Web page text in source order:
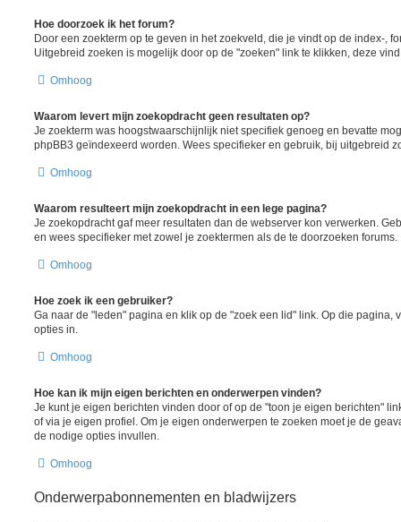
Hoe doorzoek ik het forum?
Door een zoekterm op te geven in het zoekveld, die je vindt op de index-,
Uitgebreid zoeken is mogelijk door op de "zoeken" link te klikken, deze
Omhoog
Waarom levert mijn zoekopdracht geen resultaten op?
Je zoekterm was hoogstwaarschijnlijk niet specifiek genoeg en bevatte
phpBB3 geïndexeerd worden. Wees specifieker en gebruik, bij uitgebreid
Omhoog
Waarom resulteert mijn zoekopdracht in een lege pagina?
Je zoekopdracht gaf meer resultaten dan de webserver kon verwerken.
en wees specifieker met zowel je zoektermen als de te doorzoeken forums.
Omhoog
Hoe zoek ik een gebruiker?
Ga naar de "leden" pagina en klik op de "zoek een lid" link. Op die pagina,
opties in.
Omhoog
Hoe kan ik mijn eigen berichten en onderwerpen vinden?
Je kunt je eigen berichten vinden door of op de "toon je eigen berichten"
of via je eigen profiel. Om je eigen onderwerpen te zoeken moet je de
de nodige opties invullen.
Omhoog
Onderwerpabonnementen en bladwijzers